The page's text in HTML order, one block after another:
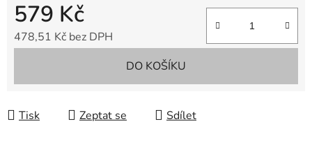
579 Kč
478,51 Kč bez DPH
DO KOŠÍKU
Tisk Zeptat se Sdílet